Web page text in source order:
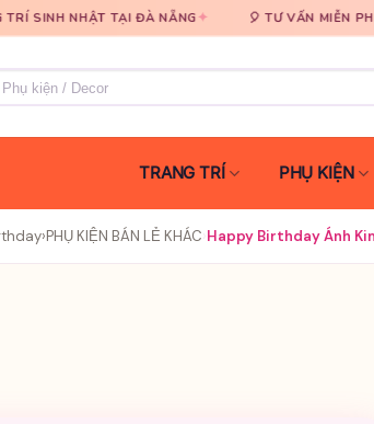
TẠI ĐÀ NẴNG✦ 🎈 TƯ VẤN MIỄN PHÍ · BÁO GIÁ
TRANG TRÍ PHỤ KIỆN
›PHỤ KIỆN BÁN LẺ KHÁC Happy Birthday Ánh